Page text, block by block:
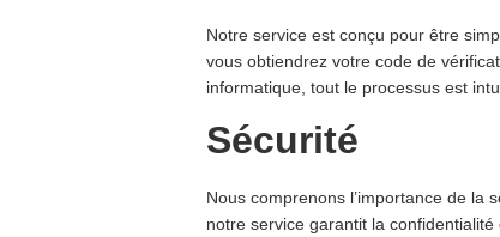
Notre service est conçu pour être
vous obtiendrez votre code de
informatique, tout le processus est
Sécurité
Nous comprenons l’importance de la
notre service garantit la